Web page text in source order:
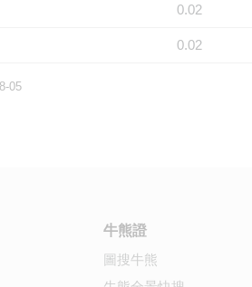
0.02
0.02
05
牛熊證
圖搜牛熊